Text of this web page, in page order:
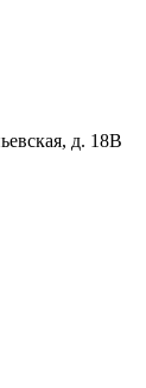
д. 18В